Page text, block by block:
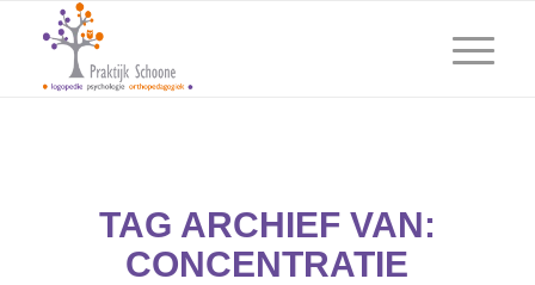
TAG ARCHIEF VAN:
CONCENTRATIE